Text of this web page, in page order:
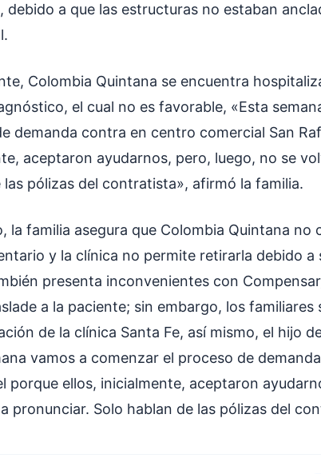
debido a que las estructuras no estaban
Colombia Quintana se encuentra
el cual no es favorable, «Esta
demanda contra en centro comercial San
aceptaron ayudarnos, pero, luego, no se
las pólizas del contratista», afirmó la familia.
la familia asegura que Colombia Quintana no
y la clínica no permite retirarla debido a
presenta inconvenientes con
a la paciente; sin embargo, los familiares
de la clínica Santa Fe, así mismo, el hijo
vamos a comenzar el proceso de
porque ellos, inicialmente, aceptaron
pronunciar. Solo hablan de las pólizas del